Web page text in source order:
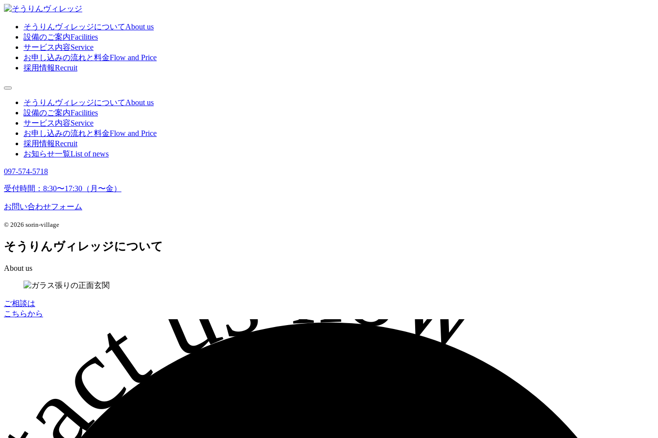
そうりんヴィレッジについてAbout us
設備のご案内Facilities
サービス内容Service
お申し込みの流れと料金Flow and Price
採用情報Recruit
そうりんヴィレッジについてAbout us
設備のご案内Facilities
サービス内容Service
お申し込みの流れと料金Flow and Price
採用情報Recruit
お知らせ一覧List of news
097-574-5718
受付時間：8:30〜17:30（月〜金）
お問い合わせフォーム
© 2026 sorin-village
そうりんヴィレッジについて
About us
ご相談は
こちらから